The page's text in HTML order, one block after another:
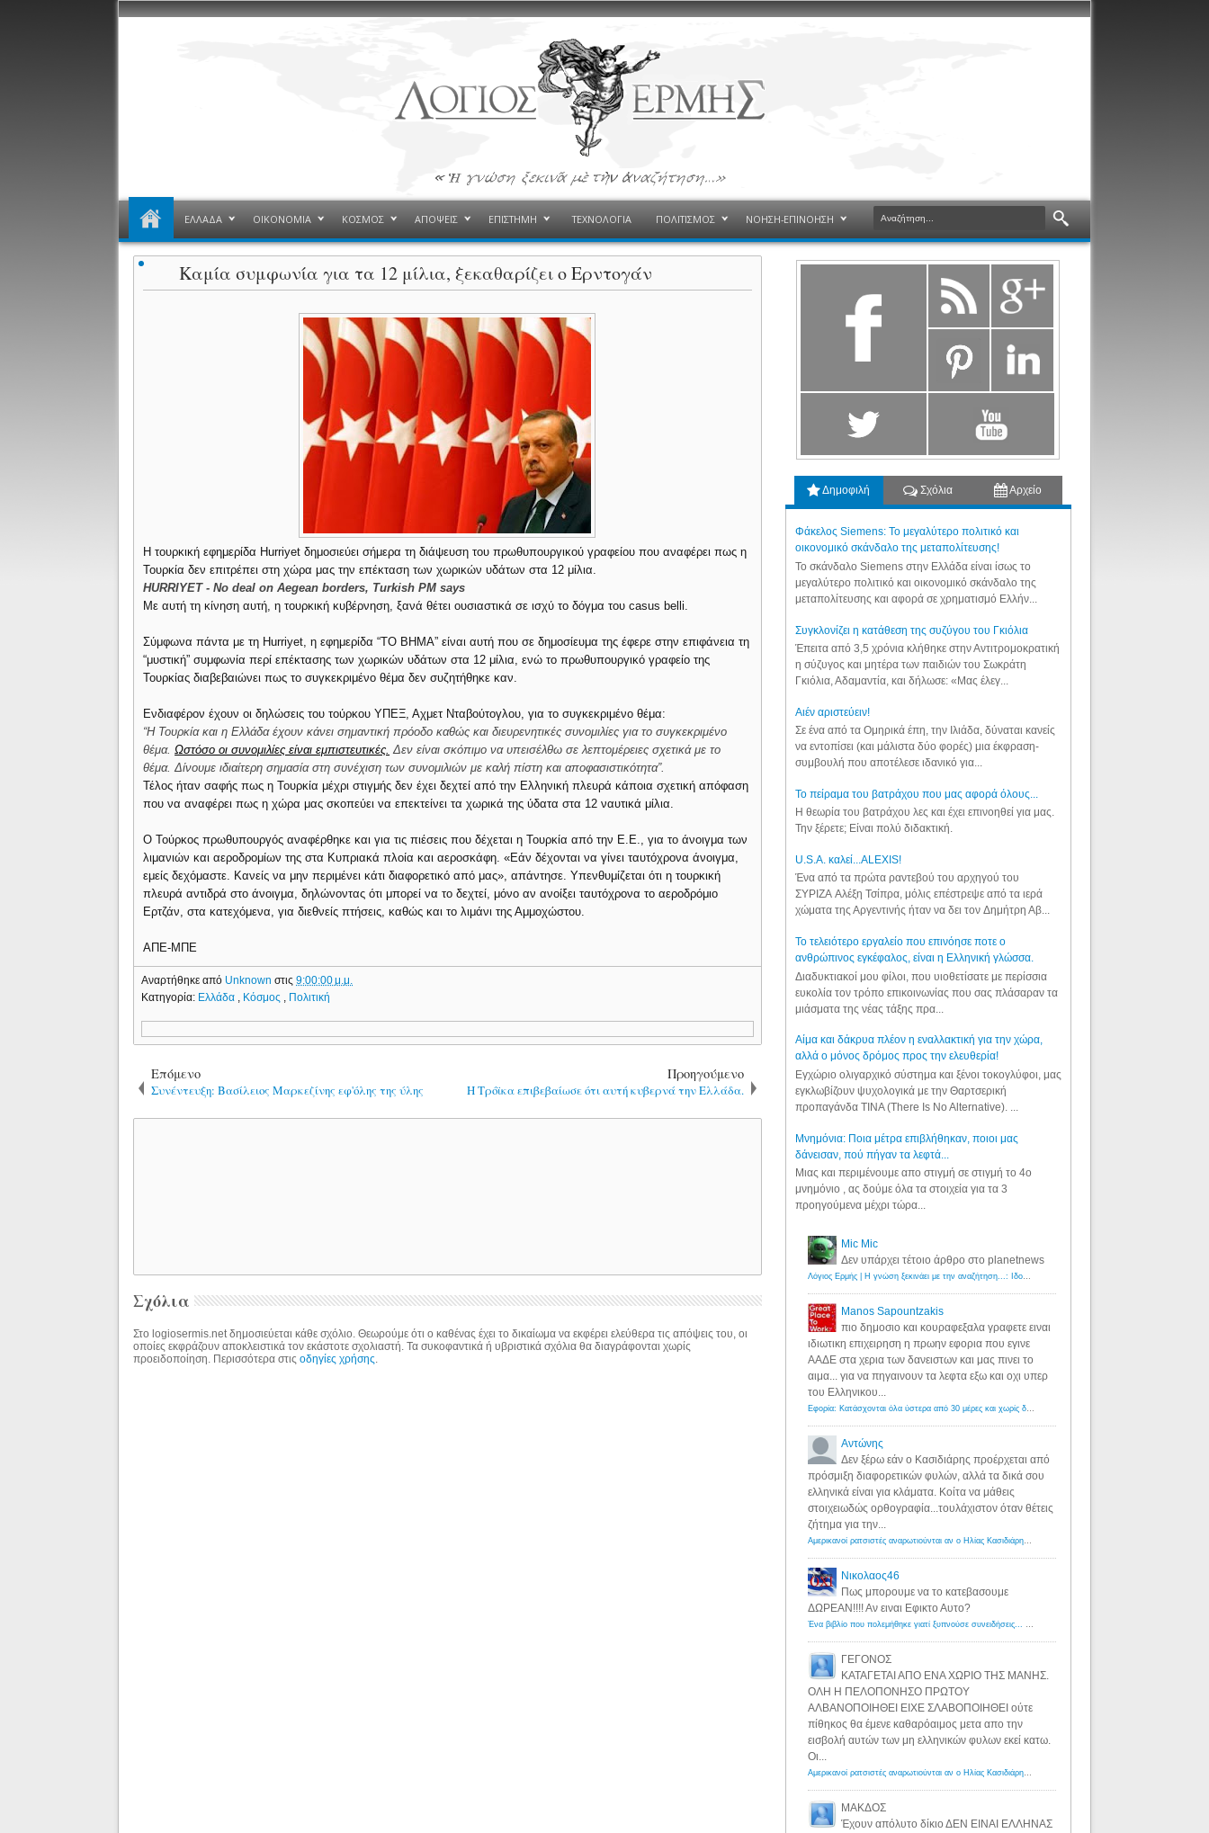
ΕΛΛΑΔΑ ΟΙΚΟΝΟΜΙΑ ΚΟΣΜΟΣ ΑΠΟΨΕΙΣ ΕΠΙΣΤΗΜΗ ΤΕΧΝΟΛΟΓΙΑ ΠΟΛΙΤΙΣΜΟΣ ΝΟΗΣΗ-ΕΠΙΝΟΗΣΗ
Καμία συμφωνία για τα 12 μίλια, ξεκαθαρίζει ο Ερντογάν
Η τουρκική εφημερίδα Hurriyet δημοσιεύει σήμερα τη διάψευση του πρωθυπουργικού γραφείου που αναφέρει πως η
Τουρκία δεν επιτρέπει στη χώρα μας την επέκταση των χωρικών υδάτων στα 12 μίλια.
HURRIYET - No deal on Aegean borders, Turkish PM says
Με αυτή τη κίνηση αυτή, η τουρκική κυβέρνηση, ξανά θέτει ουσιαστικά σε ισχύ το δόγμα του casus belli.
Σύμφωνα πάντα με τη Hurriyet, η εφημερίδα “ΤΟ ΒΗΜΑ” είναι αυτή που σε δημοσίευμα της έφερε στην επιφάνεια τη
“μυστική” συμφωνία περί επέκτασης των χωρικών υδάτων στα 12 μίλια, ενώ το πρωθυπουργικό γραφείο της
Τουρκίας διαβεβαιώνει πως το συγκεκριμένο θέμα δεν συζητήθηκε καν.
Eνδιαφέρον έχουν οι δηλώσεις του τούρκου ΥΠΕΞ, Αχμετ Νταβούτογλου, για το συγκεκριμένο θέμα:
“Η Τουρκία και η Ελλάδα έχουν κάνει σημαντική πρόοδο καθώς και διευρενητικές συνομιλίες για το συγκεκριμένο
θέμα.Ωστόσο οι συνομιλίες είναι εμπιστευτικές. Δεν είναι σκόπιμο να υπεισέλθω σε λεπτομέρειες σχετικά με το
θέμα. Δίνουμε ιδιαίτερη σημασία στη συνέχιση των συνομιλιών με καλή πίστη και αποφασιστικότητα”.
Τέλος ήταν σαφής πως η Τουρκία μέχρι στιγμής δεν έχει δεχτεί από την Ελληνική πλευρά κάποια σχετική απόφαση
που να αναφέρει πως η χώρα μας σκοπεύει να επεκτείνει τα χωρικά της ύδατα στα 12 ναυτικά μίλια.
Ο Τούρκος πρωθυπουργός αναφέρθηκε και για τις πιέσεις που δέχεται η Τουρκία από την Ε.Ε., για το άνοιγμα των
λιμανιών και αεροδρομίων της στα Κυπριακά πλοία και αεροσκάφη. «Εάν δέχονται να γίνει ταυτόχρονα άνοιγμα,
εμείς δεχόμαστε. Κανείς να μην περιμένει κάτι διαφορετικό από μας», απάντησε. Υπενθυμίζεται ότι η τουρκική
πλευρά αντιδρά στο άνοιγμα, δηλώνοντας ότι μπορεί να το δεχτεί, μόνο αν ανοίξει ταυτόχρονα το αεροδρόμιο
Ερτζάν, στα κατεχόμενα, για διεθνείς πτήσεις, καθώς και το λιμάνι της Αμμοχώστου.
ΑΠΕ-ΜΠΕ
Αναρτήθηκε από Unknownστις9:00:00 μ.μ.
Κατηγορία: Ελλάδα Κόσμος Πολιτική
Επόμενο
Συνέντευξη: Βασίλειος Μαρκεζίνης εφ'όλης της ύλης
Προηγούμενο
Η Τρόϊκα επιβεβαίωσε ότι αυτή κυβερνά την Ελλάδα.
Σχόλια
Στο logiosermis.net δημοσιεύεται κάθε σχόλιο. Θεωρούμε ότι ο καθένας έχει το δικαίωμα να εκφέρει ελεύθερα τις απόψεις του, οι
οποίες εκφράζουν αποκλειστικά τον εκάστοτε σχολιαστή. Τα συκοφαντικά ή υβριστικά σχόλια θα διαγράφονται χωρίς
προειδοποίηση. Περισσότερα στιςοδηγίες χρήσης
Δημοφιλή Σχόλια Αρχείο
Φάκελος Siemens: Το μεγαλύτερο πολιτικό και
οικονομικό σκάνδαλο της μεταπολίτευσης!
Το σκάνδαλο Siemens στην Ελλάδα είναι ίσως το
μεγαλύτερο πολιτικό και οικονομικό σκάνδαλο της
μεταπολίτευσης και αφορά σε χρηματισμό Ελλήν...
Συγκλονίζει η κατάθεση της συζύγου του Γκιόλια
Έπειτα από 3,5 χρόνια κλήθηκε στην Αντιτρομοκρατική
η σύζυγος και μητέρα των παιδιών του Σωκράτη
Γκιόλια, Αδαμαντία, και δήλωσε: «Μας έλεγ...
Aιέν αριστεύειν!
Σε ένα από τα Ομηρικά έπη, την Ιλιάδα, δύναται κανείς
να εντοπίσει (και μάλιστα δύο φορές) μια έκφραση-
συμβουλή που αποτέλεσε ιδανικό για...
Το πείραμα του βατράχου που μας αφορά όλους...
Η θεωρία του βατράχου λες και έχει επινοηθεί για μας.
Την ξέρετε; Είναι πολύ διδακτική.
U.S.A. καλεί...ALEXIS!
Ένα από τα πρώτα ραντεβού του αρχηγού του
ΣΥΡΙΖΑ Αλέξη Τσίπρα, μόλις επέστρεψε από τα ιερά
χώματα της Αργεντινής ήταν να δει τον Δημήτρη Αβ...
Το τελειότερο εργαλείο που επινόησε ποτε ο
ανθρώπινος εγκέφαλος, είναι η Ελληνική γλώσσα.
Διαδυκτιακοί μου φίλοι, που υιοθετίσατε με περίσσια
ευκολία τον τρόπο επικοινωνίας που σας πλάσαραν τα
μιάσματα της νέας τάξης πρα...
Αίμα και δάκρυα πλέον η εναλλακτική για την χώρα,
αλλά ο μόνος δρόμος προς την ελευθερία!
Εγχώριο ολιγαρχικό σύστημα και ξένοι τοκογλύφοι, μας
εγκλωβίζουν ψυχολογικά με την Θαρτσερική
προπαγάνδα TINA (There Is No Alternative). ...
Μνημόνια: Ποια μέτρα επιβλήθηκαν, ποιοι μας
δάνεισαν, πού πήγαν τα λεφτά...
Μιας και περιμένουμε απο στιγμή σε στιγμή το 4ο
μνημόνιο , ας δούμε όλα τα στοιχεία για τα 3
προηγούμενα μέχρι τώρα...
Mic Mic
Δεν υπάρχει τέτοιο άρθρο στο planetnews
Λόγιος Ερμής | Η γνώση ξεκινάει με την αναζήτηση...: Ιδού οι 18 που χρωστούν 11 δις ευρώ!
Manos Sapountzakis
πιο δημοσιο και κουραφεξαλα γραφετε ειναι
ιδιωτικη επιχειρηση η πρωην εφορια που εγινε
ΑΑΔΕ στα χερια των δανειστων και μας πινει το
αιμα... για να πηγαινουν τα λεφτα εξω και οχι υπερ
του Ελληνικου...
Εφορία: Κατάσχονται όλα ύστερα από 30 μέρες και χωρίς δικαστικές αποφάσεις - Λόγιος Ερμής
Αντώνης
Δεν ξέρω εάν ο Κασιδιάρης προέρχεται από
πρόσμιξη διαφορετικών φυλών, αλλά τα δικά σου
ελληνικά είναι για κλάματα. Κοίτα να μάθεις
στοιχειωδώς ορθογραφία...τουλάχιστον όταν θέτεις
ζήτημα για την...
Αμερικανοί ρατσιστές αναρωτιούνται αν ο Ηλίας Κασιδιάρης ανήκει στη λευκή φυλή... - Λόγιος Ερμής
Νικολαος46
Πως μπορουμε να το κατεβασουμε
ΔΩΡΕΑΝ!!!! Αν ειναι Εφικτο Αυτο?
Ένα βιβλίο που πολεμήθηκε γιατί ξυπνούσε συνειδήσεις... - Λόγιος Ερμής | Η γνώση ξεκινάει με την αναζήτηση...
ΓΕΓΟΝΟΣ
ΚΑΤΑΓΕΤΑΙ ΑΠΟ ΕΝΑ ΧΩΡΙΟ ΤΗΣ ΜΑΝΗΣ.
ΟΛΗ Η ΠΕΛΟΠΟΝΗΣΟ ΠΡΩΤΟΥ
ΑΛΒΑΝΟΠΟΙΗΘΕΙ ΕΙΧΕ ΣΛΑΒΟΠΟΙΗΘΕΙ ούτε
πίθηκος θα έμενε καθαρόαιμος μετα απο την
εισβολή αυτών των μη ελληνικών φυλων εκεί κατω.
Οι...
Αμερικανοί ρατσιστές αναρωτιούνται αν ο Ηλίας Κασιδιάρης ανήκει στη λευκή φυλή... - Λόγιος Ερμής
ΜΑΚΔΟΣ
Έχουν απόλυτο δίκιο ΔΕΝ ΕΙΝΑΙ ΕΛΛΗΝΑΣ